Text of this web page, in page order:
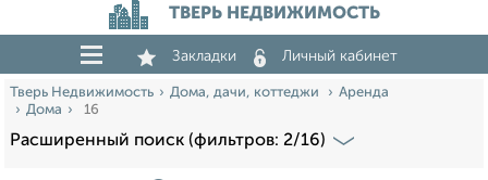
ТВЕРЬ НЕДВИЖИМОСТЬ
Закладки Личный кабинет
Тверь Недвижимость Дома, дачи, коттеджи
Аренда
Дома
16
Расширенный поиск (фильтров: 2/16)